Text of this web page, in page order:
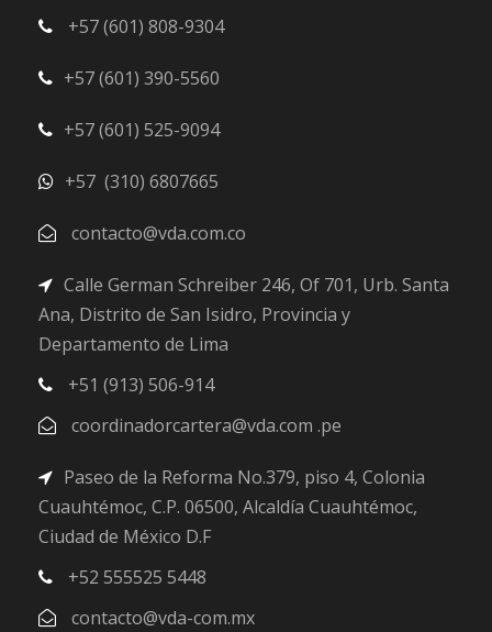
+57 (601) 808-9304
+57 (601) 390-5560
+57 (601) 525-9094
+57 (310) 6807665
contacto@vda.com.co
Calle German Schreiber 246, Of 701, Urb. Santa
Ana, Distrito de San Isidro, Provincia y
Departamento de Lima
+51 (913) 506-914
coordinadorcartera@vda.com .pe
Paseo de la Reforma No.379, piso 4, Colonia
Cuauhtémoc, C.P. 06500, Alcaldía Cuauhtémoc,
Ciudad de México D.F
+52 555525 5448
contacto@vda-com.mx